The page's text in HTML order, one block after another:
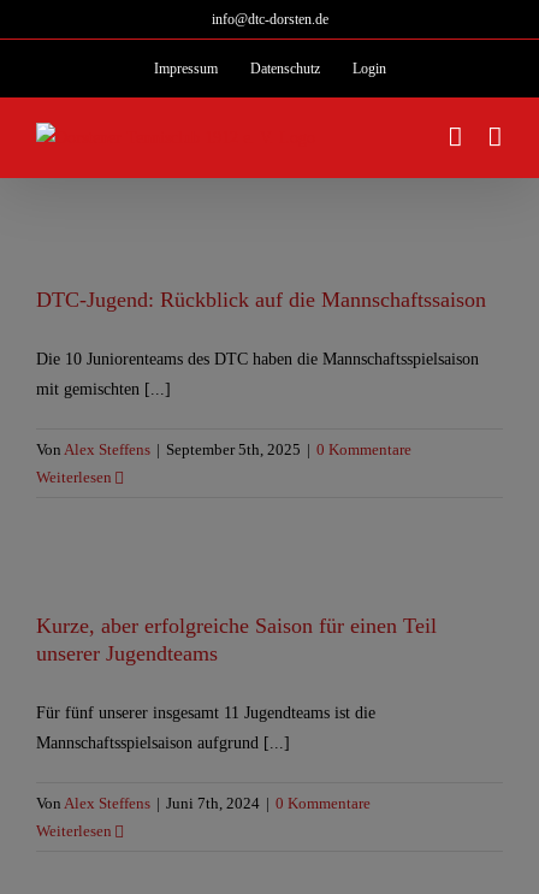
Inhalt
info@dtc-dorsten.de
Impressum Datenschutz Login
DTC-Jugend: Rückblick auf die Mannschaftssaison
Die 10 Juniorenteams des DTC haben die Mannschaftsspielsaison
mit gemischten [...]
Von Alex Steffens | September 5th, 2025 | 0 Kommentare
Weiterlesen
Kurze, aber erfolgreiche Saison für einen Teil
unserer Jugendteams
Für fünf unserer insgesamt 11 Jugendteams ist die
Mannschaftsspielsaison aufgrund [...]
Von Alex Steffens | Juni 7th, 2024 | 0 Kommentare
Weiterlesen